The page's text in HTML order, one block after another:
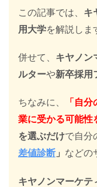
この記事では、 キ
用大学を解説しま
併せて、 キヤノン
ルターや新卒採用
ちなみに、
「自
業に受かる可能性
を選ぶだけで自分
差値診断 」 などの
キヤノンマーケテ